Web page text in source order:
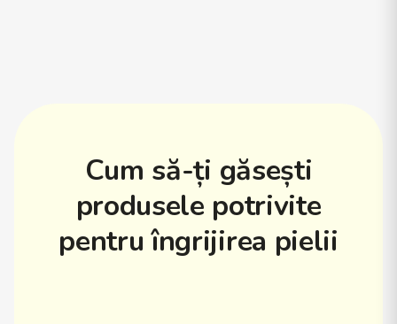
Cum să-ți găsești
produsele potrivite
pentru îngrijirea pielii